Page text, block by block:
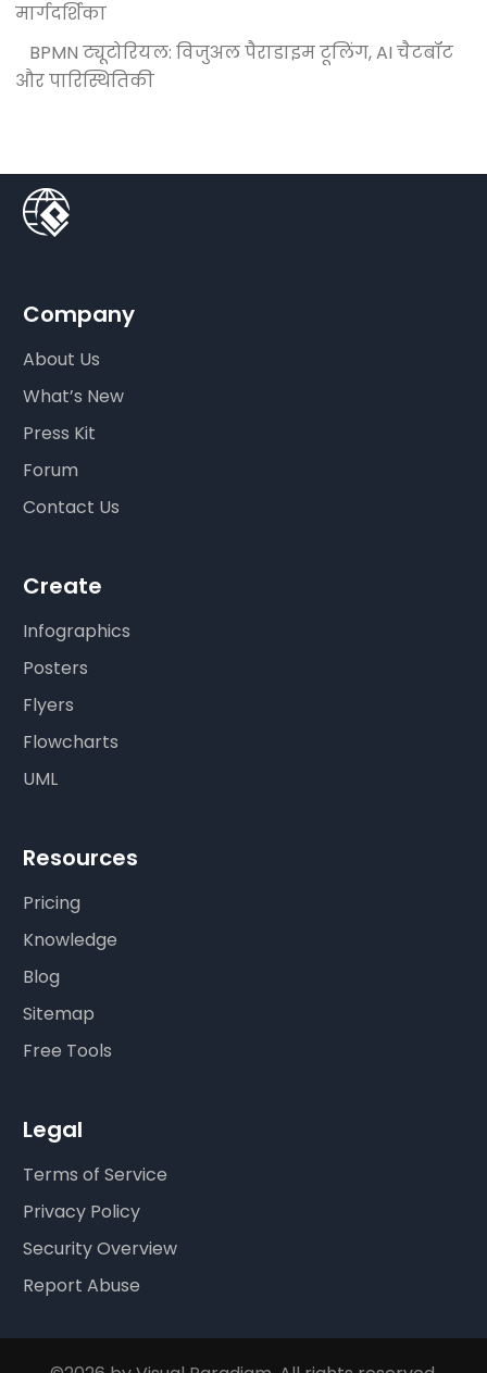
मार्गदर्शिका
BPMN ट्यूटोरियल: विजुअल पैराडाइम टूलिंग, AI चैटबॉट
और पारिस्थितिकी
Company
About Us
What’s New
Press Kit
Forum
Contact Us
Create
Infographics
Posters
Flyers
Flowcharts
UML
Resources
Pricing
Knowledge
Blog
Sitemap
Free Tools
Legal
Terms of Service
Privacy Policy
Security Overview
Report Abuse